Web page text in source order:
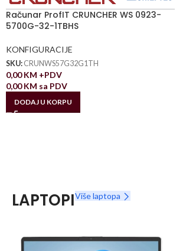
Računar ProfIT CRUNCHER WS 0923-
5700G-32-1TBHS
KONFIGURACIJE
SKU: CRUNWS57G32G1TH
0,00KM +PDV
0,00KM sa PDV
DODAJ U KORPU
LAPTOPIViše laptopa